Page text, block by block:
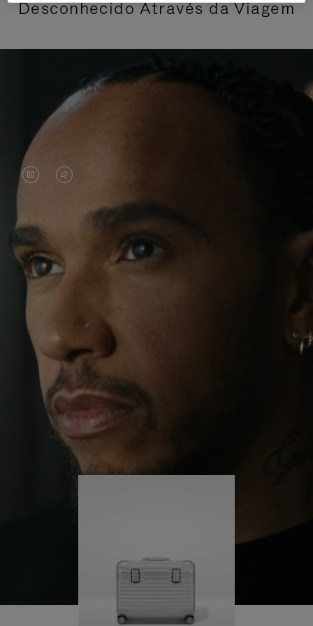
Desconhecido Através da Viagem
O
VÍDEO
ESTÁ
PAUSADO,
PRESSIONE
REPRODUZI-
LO
O
VÍDEO
SEM
FAVOR,
CLIQUE
PARA
ATIVÁ-
LO
Lewis Hamilton é conhecido por suas conquistas
nas pistas, mas suas jornadas recentes têm sido
repletas de aventuras além de seus ambientes
habituais. Em sua busca por novas experiências ao
redor do mundo, ele continua a se desafiar e
aprender mais ao longo do caminho.
Sua RIMOWA Original Pilot o acompanha em cada
passo da jornada e cada marca em sua mala conta
uma história de onde ele esteve e o que conquistou.